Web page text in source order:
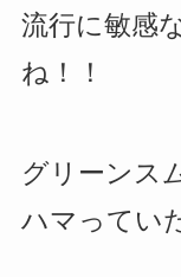
流行に敏感
ね！！
グリーンス
ハマってい